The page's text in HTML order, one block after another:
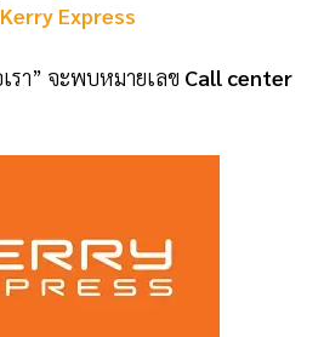
Kerry Express
า” จะพบหมายเลข Call center